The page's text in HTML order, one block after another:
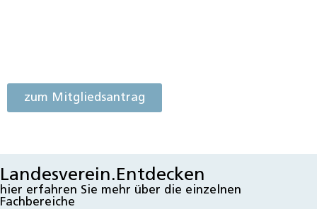
zum Mitgliedsantrag
Landesverein.Entdecken
hier erfahren Sie mehr über die einzelnen
Fachbereiche